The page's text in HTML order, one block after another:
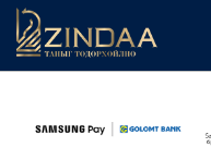
ТВ8